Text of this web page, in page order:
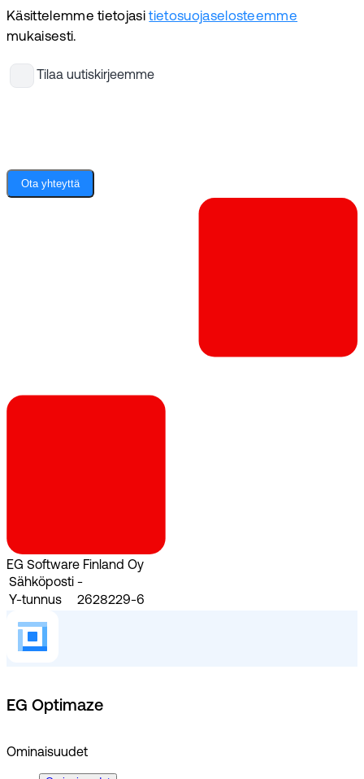
Käsittelemme tietojasitietosuojaselosteemme
mukaisesti.
Tilaa uutiskirjeemme
Ota yhteyttä
EG Software Finland Oy
Sähköposti -
Y-tunnus
2628229-6
EG Optimaze
Ominaisuudet